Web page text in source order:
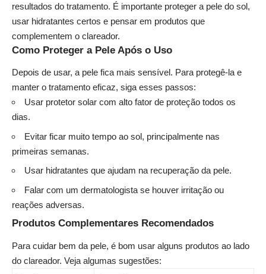
resultados do tratamento. É importante proteger a pele do sol,
usar hidratantes certos e pensar em produtos que
complementem o clareador.
Como Proteger a Pele Após o Uso
Depois de usar, a pele fica mais sensível. Para protegê-la e
manter o tratamento eficaz, siga esses passos:
Usar protetor solar com alto fator de proteção todos os
dias.
Evitar ficar muito tempo ao sol, principalmente nas
primeiras semanas.
Usar hidratantes que ajudam na recuperação da pele.
Falar com um dermatologista se houver irritação ou
reações adversas.
Produtos Complementares Recomendados
Para cuidar bem da pele, é bom usar alguns produtos ao lado
do clareador. Veja algumas sugestões: